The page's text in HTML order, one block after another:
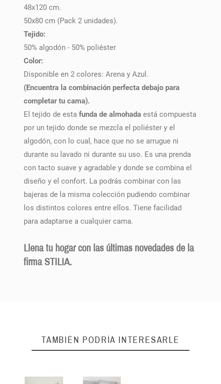
48x120 cm.
50x80 cm (Pack 2 unidades).
Tejido:
50% algodón - 50% poliéster
Color:
Disponible en 2 colores: Arena y Azul.
(Encuentra la combinación perfecta debajo para
completar tu cama).
El tejido de esta funda de almohada está compuesta
por un tejido donde se mezcla el poliéster y el
algodón, con lo cual, hace que no se arrugue ni
durante su lavado ni durante su uso. Es una prenda
con tacto suave y agradable y donde se combina el
diseño y el confort. La podrás combinar con las
bajeras de la misma colección pudiendo combinar
los distintos colores entre ellos. Tiene facilidad
para adaptarse a cualquier cama.
Llena tu hogar con las últimas novedades de la
firma STILIA.
TAMBIÉN PODRÍA INTERESARLE